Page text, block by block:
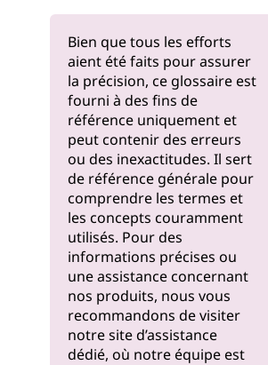
Bien que tous les efforts
aient été faits pour assurer
la précision, ce glossaire est
fourni à des fins de
référence uniquement et
peut contenir des erreurs
ou des inexactitudes. Il sert
de référence générale pour
comprendre les termes et
les concepts couramment
utilisés. Pour des
informations précises ou
une assistance concernant
nos produits, nous vous
recommandons de visiter
notresite d’assistance
dédié, où notre équipe est